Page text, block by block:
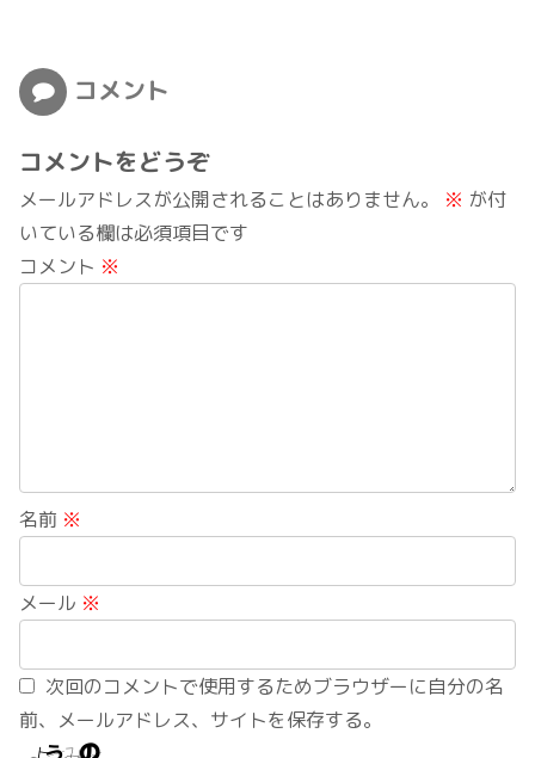
コメント
コメントをどうぞ
メールアドレスが公開されることはありません。 ※ が付
いている欄は必須項目です
コメント ※
名前 ※
メール ※
次回のコメントで使用するためブラウザーに自分の名
前、メールアドレス、サイトを保存する。